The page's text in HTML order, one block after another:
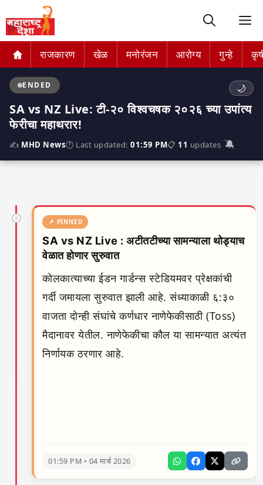
राजकारण खेळ मनोरंजन आरोग्य गुन्हे
ENDED 🌙
SA vs NZ Live: टी-२० विश्वचषक २०२६ च्या उपांत्य
फेरीचा महाथरार!
✍️ MHD News🕐 Last updated: 01:59 PM📋 11 updates 🔕
📌 PINNED
SA vs NZ Live : अटीतटीच्या सामन्याला थोड्याच
वेळात होणार सुरुवात
कोलकात्याच्या ईडन गार्डन्स स्टेडियमवर प्रेक्षकांची
गर्दी जमायला सुरुवात झाली आहे. संध्याकाळी ६:३०
वाजता दोन्ही संघांचे कर्णधार नाणेफेकीसाठी (Toss)
मैदानावर येतील. नाणेफेकीचा कौल या सामन्यात अत्यंत
निर्णायक ठरणार आहे.
01:59 PM • 04 मार्च 2026